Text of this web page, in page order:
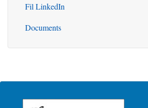
Fil LinkedIn
Documents